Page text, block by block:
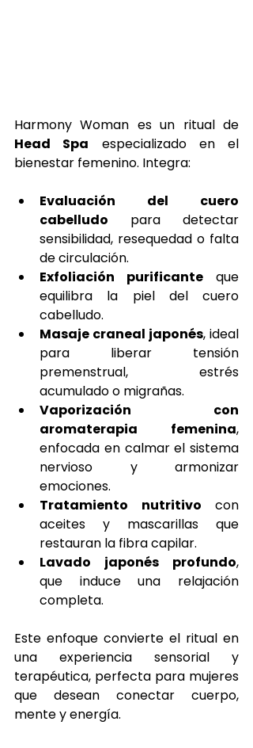
Head Spa especializado en el
bienestar femenino. Integra:
Evaluación del cuero
cabelludo para detectar
sensibilidad, resequedad o falta
de circulación.
Exfoliación purificante que
equilibra la piel del cuero
cabelludo.
Masaje craneal japonés, ideal
para liberar tensión
premenstrual, estrés
acumulado o migrañas.
Vaporización con
aromaterapia femenina,
enfocada en calmar el sistema
nervioso y armonizar
emociones.
Tratamiento nutritivo con
aceites y mascarillas que
restauran la fibra capilar.
Lavado japonés profundo,
que induce una relajación
completa.
Este enfoque convierte el ritual en
una experiencia sensorial y
terapéutica, perfecta para mujeres
que desean conectar cuerpo,
mente y energía.